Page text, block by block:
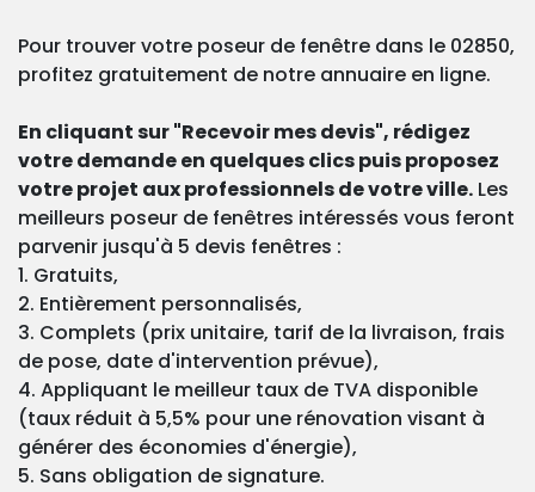
Pour trouver votre poseur de fenêtre dans le 02850,
profitez gratuitement de notre annuaire en ligne.
En cliquant sur "Recevoir mes devis", rédigez
votre demande en quelques clics puis proposez
votre projet aux professionnels de votre ville. Les
meilleurs poseur de fenêtres intéressés vous feront
parvenir jusqu'à 5 devis fenêtres :
1. Gratuits,
2. Entièrement personnalisés,
3. Complets (prix unitaire, tarif de la livraison, frais
de pose, date d'intervention prévue),
4. Appliquant le meilleur taux de TVA disponible
(taux réduit à 5,5% pour une rénovation visant à
générer des économies d'énergie),
5. Sans obligation de signature.